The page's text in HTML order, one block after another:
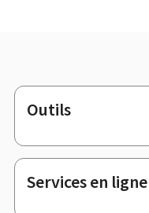
Pied
de
page
Outils
Services en